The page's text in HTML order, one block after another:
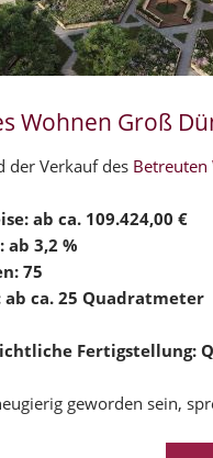
Wohnen Groß
der Verkauf des Betreuten
ab ca. 109.424,00 €
ab 3,2 %
75
ab ca. 25 Quadratmeter
Fertigstellung:
geworden sein,